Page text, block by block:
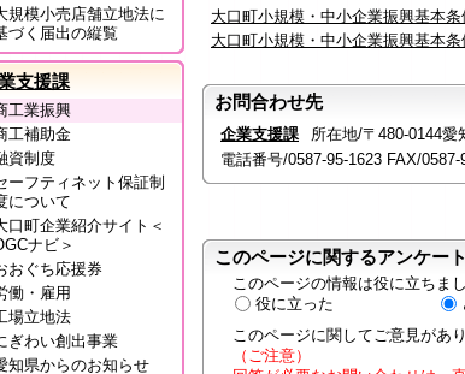
規模小売店舗立地法に
づく届出の縦覧
支援課
工業振興
工補助金
資制度
ーフティネット保証制
について
口町企業紹介サイト＜
ナビ＞
おぐち応援券
働・雇用
場立地法
ぎわい創出事業
知県からのお知らせ
大口町小規模・中小企業振興基本
大口町小規模・中小企業振興基本
お問合わせ先
企業支援課
所在地/〒480-0144
電話番号/0587-95-1623 FAX/
このページに関するアンケート
このページの情報は役に立ちま
役に立った
このページに関してご意見があ
（ご注意）